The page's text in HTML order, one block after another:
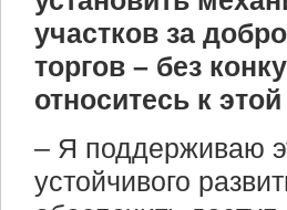
участков за
торгов – без
относитесь к
– Я поддерживаю
устойчивого